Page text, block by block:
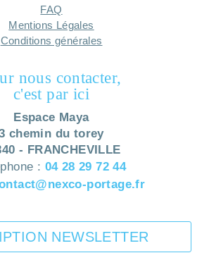
FAQ
Mentions Légales
Conditions générales
nous contacter,
c'est par ici
Espace Maya
chemin du torey
- FRANCHEVILLE
: 04 28 29 72 44
portage.fr
NEWSLETTER